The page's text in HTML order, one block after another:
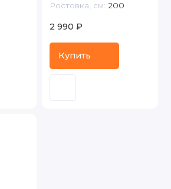
Ростовка, см: 200
2 990 ₽
Купить